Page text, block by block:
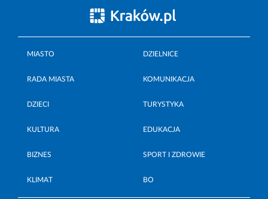
MIASTO DZIELNICE
RADA MIASTA KOMUNIKACJA
DZIECI TURYSTYKA
KULTURA EDUKACJA
BIZNES SPORT I ZDROWIE
KLIMAT BO